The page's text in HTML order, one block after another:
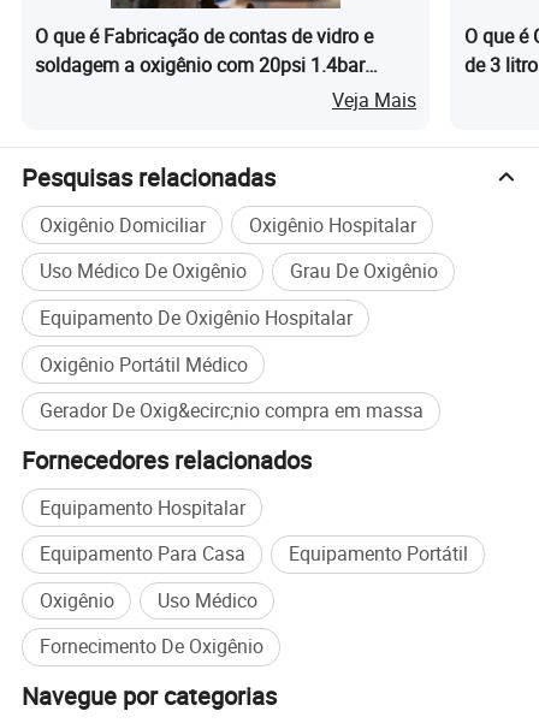
O que é Fabricação de contas de vidro e
soldagem a oxigênio com 20psi 1.4bar
concentrador de oxigênio industrialVeja Mais
O que é
de 3
Pesquisas relacionadas
Oxigênio Domiciliar
Oxigênio Hospitalar
Uso Médico De Oxigênio
Grau De Oxigênio
Equipamento De Oxigênio Hospitalar
Oxigênio Portátil Médico
Gerador De Oxig&ecirc;nio compra em massa
Fornecedores relacionados
Equipamento Hospitalar
Equipamento Para Casa
Equipamento Portátil
Oxigênio
Uso Médico
Fornecimento De Oxigênio
Navegue por categorias